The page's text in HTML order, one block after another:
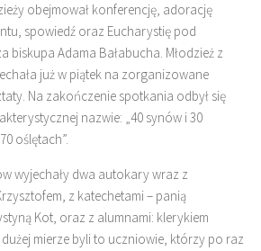
obejmował konferencję, adorację
spowiedź oraz Eucharystię pod
biskupa Adama Bałabucha. Młodzież z
już w piątek na zorganizowane
Na zakończenie spotkania odbył się
nazwie: „40 synów i 30
oślętach”.
wyjechały dwa autokary wraz z
z katechetami – panią
Kot, oraz z alumnami: klerykiem
dużej mierze byli to uczniowie, którzy po raz